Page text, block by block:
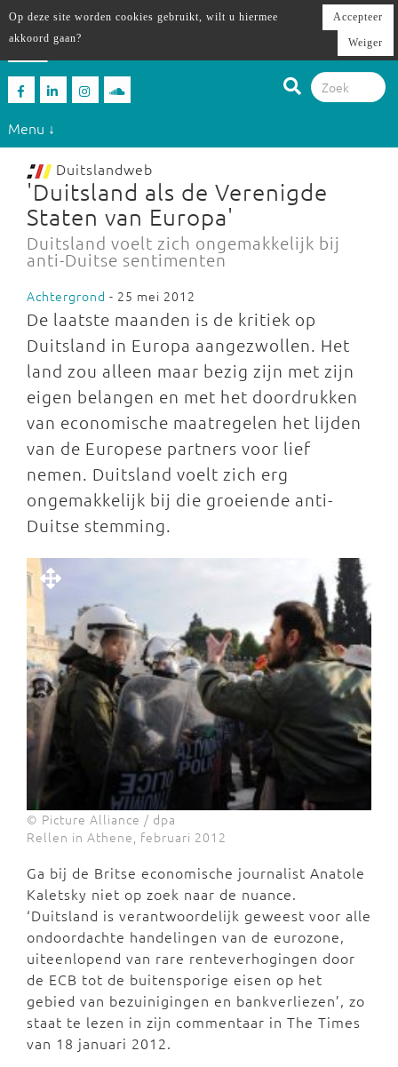
Menu ↓
Duitslandweb
'Duitsland als de Verenigde
Staten van Europa'
Duitsland voelt zich ongemakkelijk bij
anti-Duitse sentimenten
Achtergrond - 25 mei 2012
De laatste maanden is de kritiek op
Duitsland in Europa aangezwollen. Het
land zou alleen maar bezig zijn met zijn
eigen belangen en met het doordrukken
van economische maatregelen het lijden
van de Europese partners voor lief
nemen. Duitsland voelt zich erg
ongemakkelijk bij die groeiende anti-
Duitse stemming.
© Picture Alliance / dpa
Rellen in Athene, februari 2012
Ga bij de Britse economische journalist Anatole
Kaletsky niet op zoek naar de nuance.
‘Duitsland is verantwoordelijk geweest voor alle
ondoordachte handelingen van de eurozone,
uiteenlopend van rare renteverhogingen door
de ECB tot de buitensporige eisen op het
gebied van bezuinigingen en bankverliezen’, zo
staat te lezen in zijn commentaar in The Times
van 18 januari 2012.
Op deze site worden cookies gebruikt, wilt u hiermee
akkoord gaan?
Accepteer
Weiger